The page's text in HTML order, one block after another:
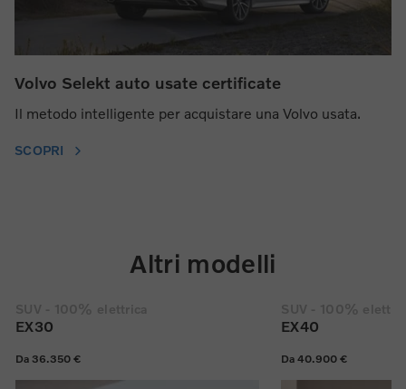
Volvo Selekt auto usate certificate
Il metodo intelligente per acquistare una Volvo usata.
SCOPRI
Altri modelli
EX30
Da 36.350 €
EX40
Da 40.900 €